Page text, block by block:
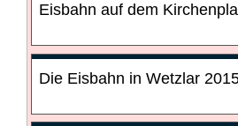
Eisbahn auf dem
Die Eisbahn in Wetzlar